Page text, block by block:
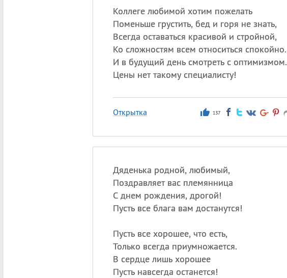
Коллеге любимой хотим пожелать
Поменьше грустить, бед и горя не знать,
Всегда оставаться красивой и стройной,
Ко сложностям всем относиться спокойно.
И в будущий день смотреть с оптимизмом.
Цены нет такому специалисту!
Открытка 137
Дяденька родной, любимый,
Поздравляет вас племянница
С днем рождения, дрогой!
Пусть все блага вам достанутся!
Пусть все хорошее, что есть,
Только всегда приумножается.
В сердце лишь хорошее
Пусть навсегда останется!